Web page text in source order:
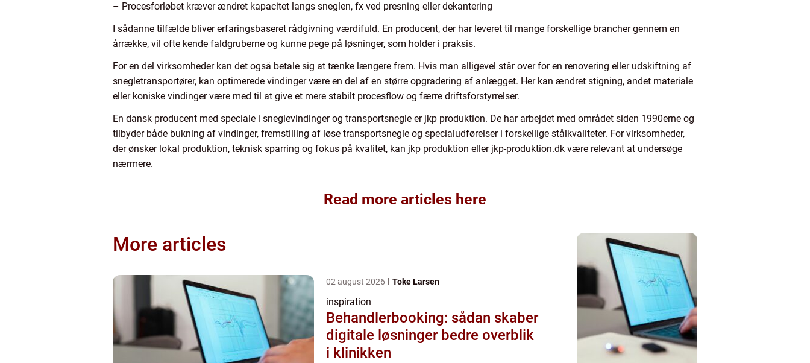
– Procesforløbet kræver ændret kapacitet langs sneglen, fx ved presning eller dekantering
I sådanne tilfælde bliver erfaringsbaseret rådgivning værdifuld. En producent, der har leveret til mange forskellige brancher gennem en
årrække, vil ofte kende faldgruberne og kunne pege på løsninger, som holder i praksis.
For en del virksomheder kan det også betale sig at tænke længere frem. Hvis man alligevel står over for en renovering eller udskiftning af
snegletransportører, kan optimerede vindinger være en del af en større opgradering af anlægget. Her kan ændret stigning, andet materiale
eller koniske vindinger være med til at give et mere stabilt procesflow og færre driftsforstyrrelser.
En dansk producent med speciale i sneglevindinger og transportsnegle er jkp produktion. De har arbejdet med området siden 1990erne og
tilbyder både bukning af vindinger, fremstilling af løse transportsnegle og specialudførelser i forskellige stålkvaliteter. For virksomheder,
der ønsker lokal produktion, teknisk sparring og fokus på kvalitet, kan jkp produktion eller jkp-produktion.dk være relevant at undersøge
nærmere.
Read more articles here
More articles
02 august 2026 Toke Larsen
inspiration
Behandlerbooking: sådan skaber
digitale løsninger bedre overblik
i klinikken